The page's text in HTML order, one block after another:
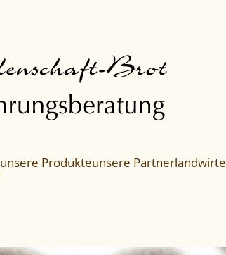
unsere Produkteunsere Partnerlandwirte